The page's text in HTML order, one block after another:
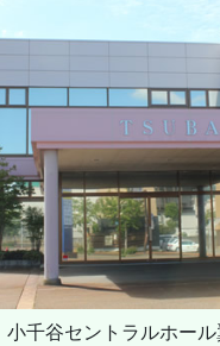
小千谷セントラルホー